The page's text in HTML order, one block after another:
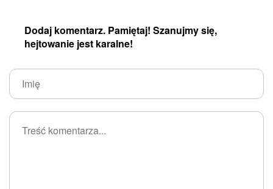
Dodaj komentarz. Pamiętaj! Szanujmy się,
hejtowanie jest karalne!